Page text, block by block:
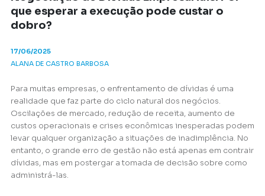
que esperar a execução pode custar o
dobro?
17/06/2025
ALANA DE CASTRO BARBOSA
Para muitas empresas, o enfrentamento de dívidas é uma
realidade que faz parte do ciclo natural dos negócios.
Oscilações de mercado, redução de receita, aumento de
custos operacionais e crises econômicas inesperadas podem
levar qualquer organização a situações de inadimplência. No
entanto, o grande erro de gestão não está apenas em contrair
dívidas, mas em postergar a tomada de decisão sobre como
administrá-las.